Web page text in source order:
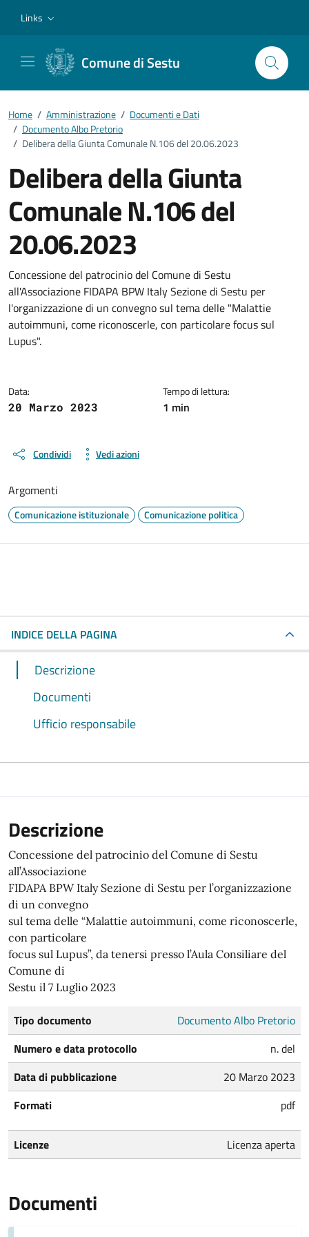
Links
Comune di Sestu
Home / Amministrazione / Documenti e Dati
/ Documento Albo Pretorio
/ Delibera della Giunta Comunale N.106 del 20.06.2023
Delibera della Giunta
Comunale N.106 del
20.06.2023
Dettagli del documento
Concessione del patrocinio del Comune di Sestu
all'Associazione FIDAPA BPW Italy Sezione di Sestu per
l'organizzazione di un convegno sul tema delle "Malattie
autoimmuni, come riconoscerle, con particolare focus sul
Lupus".
Data:
20 Marzo 2023
Tempo di lettura:
1 min
Condividi Vedi azioni
Argomenti
Comunicazione istituzionale Comunicazione politica
INDICE DELLA PAGINA
Descrizione
Documenti
Ufficio responsabile
Descrizione
Concessione del patrocinio del Comune di Sestu
all’Associazione
FIDAPA BPW Italy Sezione di Sestu per l’organizzazione
di un convegno
sul tema delle “Malattie autoimmuni, come riconoscerle,
con particolare
focus sul Lupus”, da tenersi presso l’Aula Consiliare del
Comune di
Sestu il 7 Luglio 2023
Tipo documento
Documento Albo Pretorio
Numero e data protocollo
n. del
Data di pubblicazione
20 Marzo 2023
Formati
pdf
Licenze Licenza aperta
Documenti